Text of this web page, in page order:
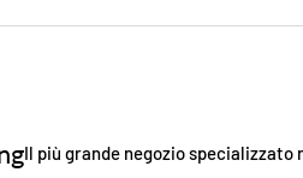
Il più grande negozio specializzato